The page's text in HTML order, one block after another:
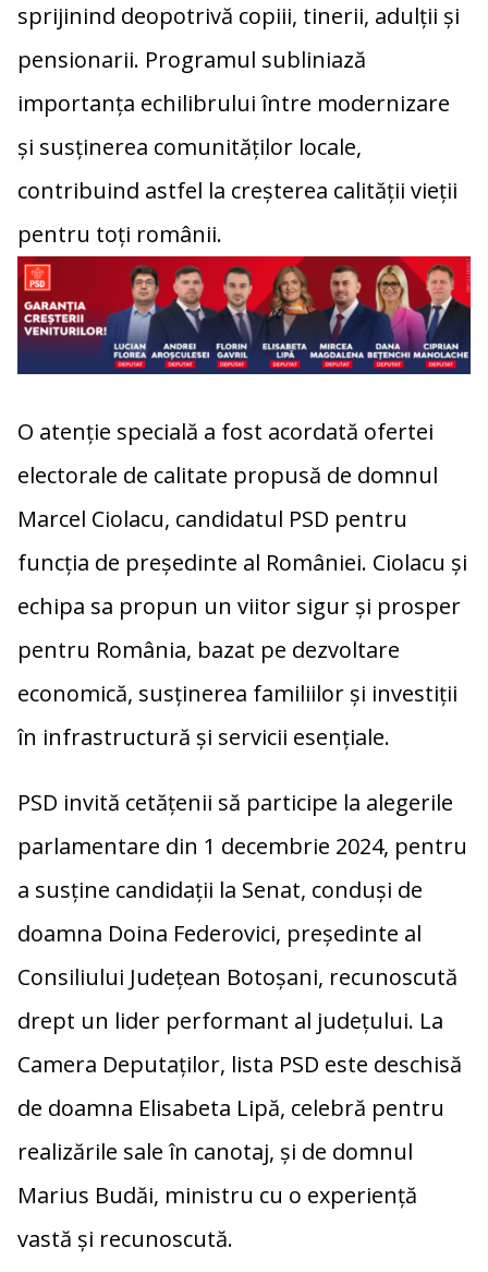
sprijinind deopotrivă copiii, tinerii, adulții și
pensionarii. Programul subliniază
importanța echilibrului între modernizare
și susținerea comunităților locale,
contribuind astfel la creșterea calității vieții
pentru toți românii.
O atenție specială a fost acordată ofertei
electorale de calitate propusă de domnul
Marcel Ciolacu, candidatul PSD pentru
funcția de președinte al României. Ciolacu și
echipa sa propun un viitor sigur și prosper
pentru România, bazat pe dezvoltare
economică, susținerea familiilor și investiții
în infrastructură și servicii esențiale.
PSD invită cetățenii să participe la alegerile
parlamentare din 1 decembrie 2024, pentru
a susține candidații la Senat, conduși de
doamna Doina Federovici, președinte al
Consiliului Județean Botoșani, recunoscută
drept un lider performant al județului. La
Camera Deputaților, lista PSD este deschisă
de doamna Elisabeta Lipă, celebră pentru
realizările sale în canotaj, și de domnul
Marius Budăi, ministru cu o experiență
vastă și recunoscută.